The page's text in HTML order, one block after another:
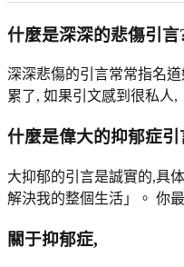
什麼是深深的悲傷引言
深深悲傷的引言常常指名
累了, 如果引文感到很私人,
什麼是偉大的抑郁症引
大抑郁的引言是誠實的,具
解決我的整個生活」。 你
關于抑郁症,